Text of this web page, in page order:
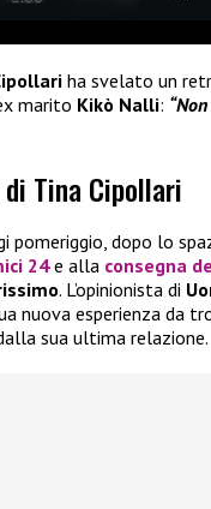
ha svelato un
marito Kikò Nalli:
Tina Cipollari
pomeriggio, dopo lo
24e alla consegna
. L’opinionista di
nuova esperienza da
sua ultima relazione.